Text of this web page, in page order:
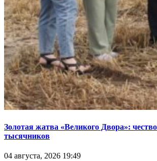
Золотая жатва «Великого Двора»:
тысячников
04 августа, 2026 19:49